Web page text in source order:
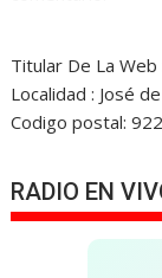
Titular De La
Localidad : José
Codigo postal:
RADIO EN